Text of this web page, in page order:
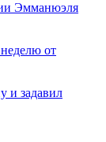
Эмманюэля
от
и задавил